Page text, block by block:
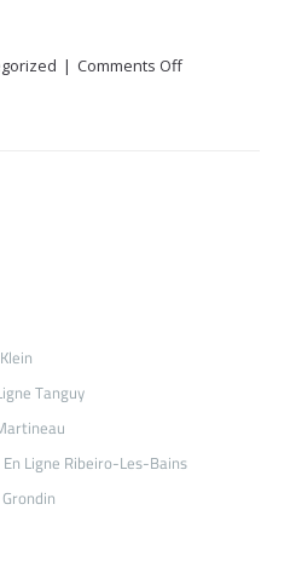
Comments Offon
Tanguy
Ligne Ribeiro-Les-Bains